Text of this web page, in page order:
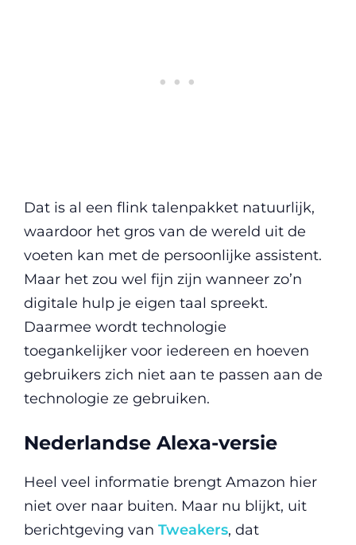
Dat is al een flink talenpakket natuurlijk,
waardoor het gros van de wereld uit de
voeten kan met de persoonlijke assistent.
Maar het zou wel fijn zijn wanneer zo’n
digitale hulp je eigen taal spreekt.
Daarmee wordt technologie
toegankelijker voor iedereen en hoeven
gebruikers zich niet aan te passen aan de
technologie ze gebruiken.
Nederlandse Alexa-versie
Heel veel informatie brengt Amazon hier
niet over naar buiten. Maar nu blijkt, uit
berichtgeving van Tweakers, dat